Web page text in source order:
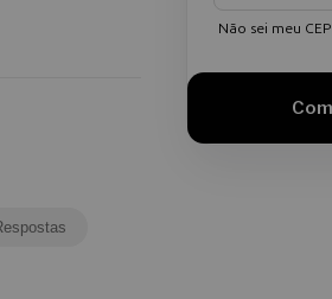
Não sei meu CEP